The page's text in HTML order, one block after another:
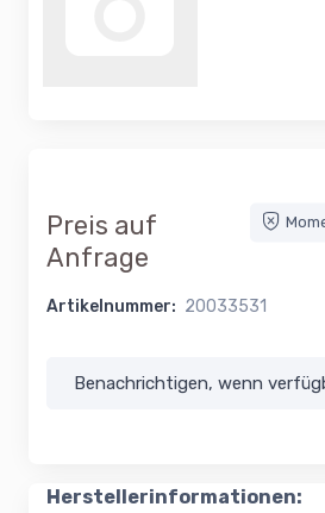
Preis auf
Anfrage
Artikelnummer: 20033531
Benachrichtigen, wenn
Herstellerinformationen: